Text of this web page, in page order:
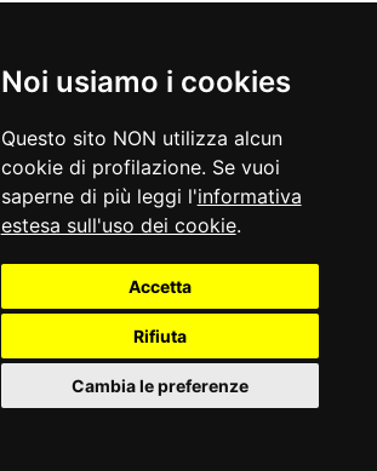
Noi usiamo i cookies
Questo sito NON utilizza alcun
cookie di profilazione. Se vuoi
saperne di più leggi l'informativa
estesa sull'uso dei cookie.
Accetta
Rifiuta
Cambia le preferenze